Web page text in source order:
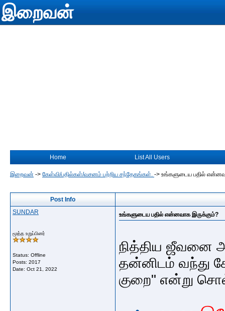
இறைவன்
Home List All Users
இறைவன் -> கேள்வி/பதில்கள்/வசனம் பற்றிய சந்தேகங்கள். -> உங்களுடைய பதில்
Post Info
SUNDAR
மூத்த உறுப்பினர்
Status: Offline
Posts: 2017
Date: Oct 21, 2022
உங்களுடைய பதில் என்னவாக இருக்கும்?
நித்திய ஜீவனை
தன்னிடம் வந்து
குறை" என்று